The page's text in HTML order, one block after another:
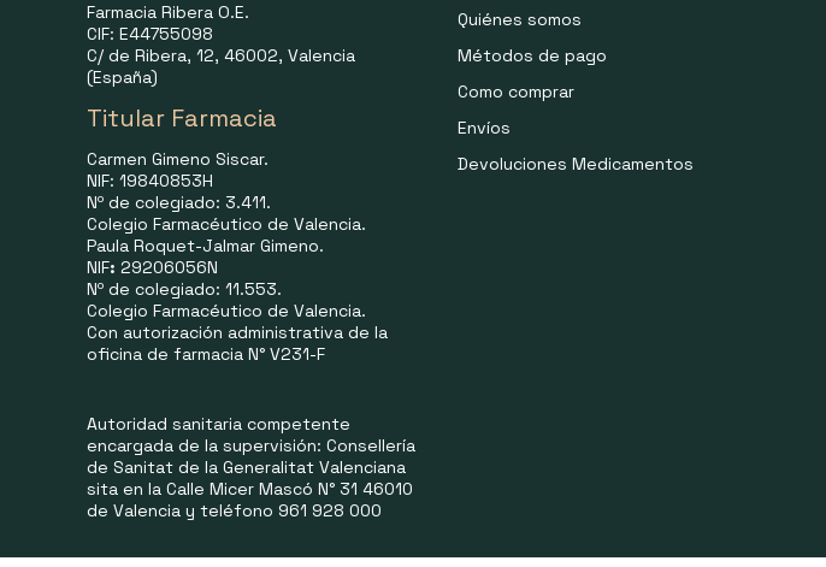
Farmacia Ribera O.E.
CIF: E44755098
C/ de Ribera, 12, 46002, Valencia
(España)
Titular Farmacia
Carmen Gimeno Siscar.
NIF: 19840853H
Nº de colegiado: 3.411.
Colegio Farmacéutico de Valencia.
Paula Roquet-Jalmar Gimeno.
NIF: 29206056N
Nº de colegiado: 11.553.
Colegio Farmacéutico de Valencia.
Con autorización administrativa de la
oficina de farmacia N° V231-F
Autoridad sanitaria competente
encargada de la supervisión: Consellería
de Sanitat de la Generalitat Valenciana
sita en la Calle Micer Mascó N° 31 46010
de Valencia y teléfono 961 928 000
Quiénes somos
Métodos de pago
Como comprar
Envíos
Devoluciones Medicamentos